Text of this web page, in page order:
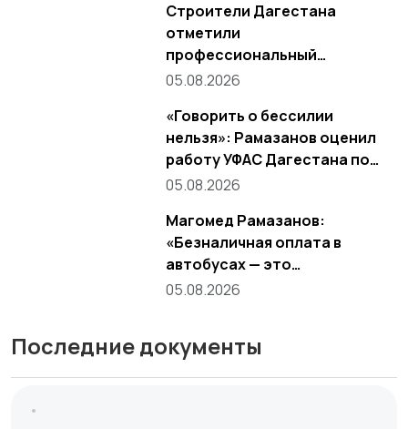
Строители Дагестана
отметили
профессиональный
праздник
05.08.2026
«Говорить о бессилии
нельзя»: Рамазанов оценил
работу УФАС Дагестана по
ситуации с ценами на бензин
05.08.2026
Магомед Рамазанов:
«Безналичная оплата в
автобусах — это
требование, а не
05.08.2026
Последние документы